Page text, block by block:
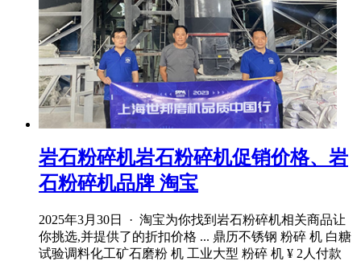
岩石粉碎机岩石粉碎机促销价格、岩
石粉碎机品牌 淘宝
2025年3月30日 · 淘宝为你找到岩石粉碎机相关商品让
你挑选,并提供了的折扣价格 ... 鼎历不锈钢 粉碎 机 白糖
试验调料化工矿石磨粉 机 工业大型 粉碎 机 ¥ 2人付款